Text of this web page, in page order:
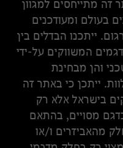
זה מתייחסים למגוון
בעולם ומעודכנים
ייתכנו הבדלים בין
המשווקים על-ידי
והן מבחינת
ייתכן כי באתר זה
בישראל אלא רק
מסויים, בהתאם
מהאביזרים ו/או